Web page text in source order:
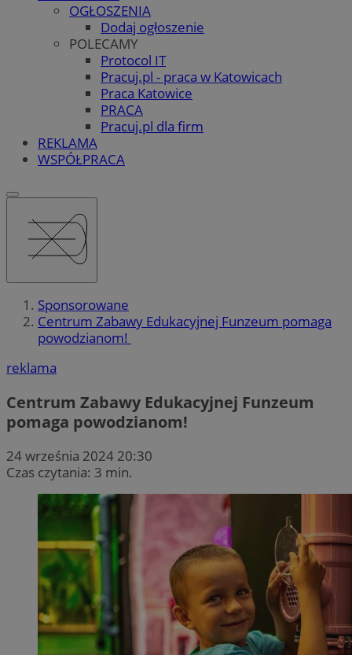
OGŁOSZENIA
Dodaj ogłoszenie
POLECAMY
Protocol IT
Pracuj.pl - praca w Katowicach
Praca Katowice
PRACA
Pracuj.pl dla firm
REKLAMA
WSPÓŁPRACA
Sponsorowane
Centrum Zabawy Edukacyjnej Funzeum pomaga
powodzianom!
reklama
Centrum Zabawy Edukacyjnej Funzeum
pomaga powodzianom!
24 września 2024 20:30
Czas czytania: 3 min.